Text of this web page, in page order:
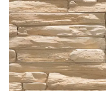
Террасная доска
Ступени
Сухие смеси